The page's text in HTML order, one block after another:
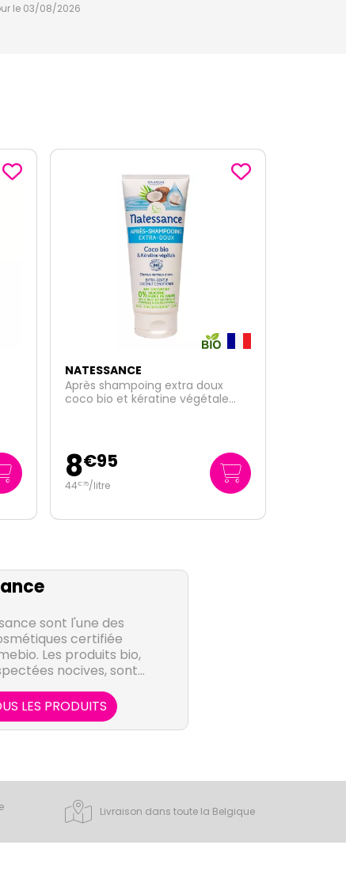
le 03/08/2026
NATESSANCE
Crème de soin capillaire Karité
bio 100ml
7€95
79€50/litre
sont l'une des
certifiée
Les produits bio,
nocives, sont
et accessibles à
LES PRODUITS
Livraison dans toute la Belgique